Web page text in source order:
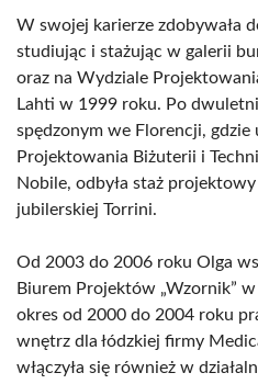
W swojej karierze zdobywała
studiując i stażując w galerii
oraz na Wydziale
Lahti w 1999 roku. Po
spędzonym we Florencji, gdzie
Projektowania Biżuterii i
Nobile, odbyła staż
jubilerskiej Torrini.
Od 2003 do 2006 roku Olga
Biurem Projektów „Wzornik”
okres od 2000 do 2004 roku
wnętrz dla łódzkiej firmy
włączyła się również w